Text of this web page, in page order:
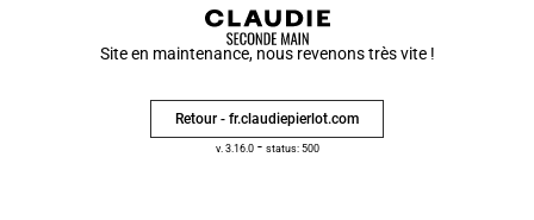
Site en maintenance, nous revenons très vite !
Retour - fr.claudiepierlot.com
v. 3.16.0- status: 500